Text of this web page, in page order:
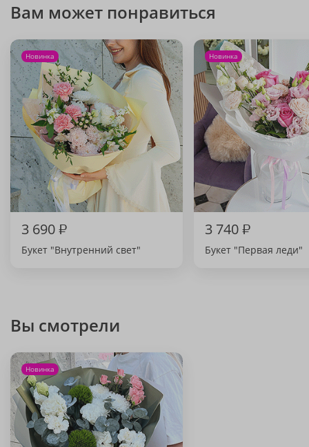
Вам может понравиться
Новинка
3 690₽
Букет "Внутренний свет"
Новинка
3 740₽
Букет "Первая леди"
Вы смотрели
Новинка